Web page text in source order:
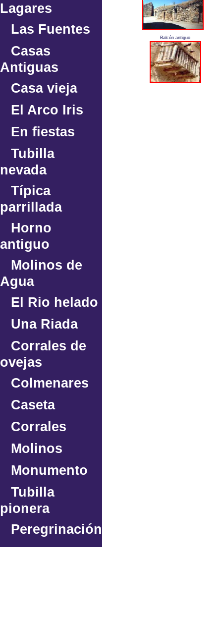
Lagares
Las Fuentes
Casas
Antiguas
Casa vieja
El Arco Iris
En fiestas
Tubilla
nevada
Típica
parrillada
Horno
antiguo
Molinos de
Agua
El Rio helado
Una Riada
Corrales de
ovejas
Colmenares
Caseta
Corrales
Molinos
Monumento
Tubilla
pionera
Peregrinación
Balcón antiguo